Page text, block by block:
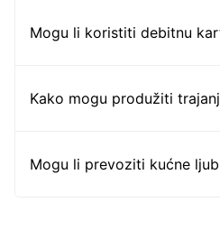
Mogu li koristiti debitnu
Kako mogu produžiti
Mogu li prevoziti kućne